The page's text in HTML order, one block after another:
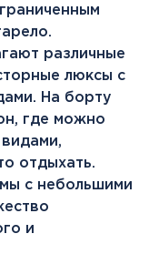
различные
люксы с
На борту
где можно
отдыхать.
с небольшими
и